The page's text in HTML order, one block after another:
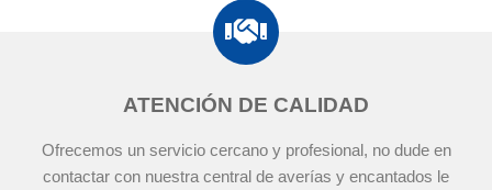
ATENCIÓN DE CALIDAD
Ofrecemos un servicio cercano y profesional, no dude en
contactar con nuestra central de averías y encantados le